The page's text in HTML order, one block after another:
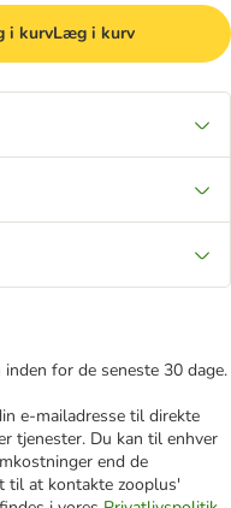
i kurvLæg i kurv
for de seneste 30 dage.
e-mailadresse til direkte
tjenester. Du kan til enhver
end de
til at kontakte zooplus'